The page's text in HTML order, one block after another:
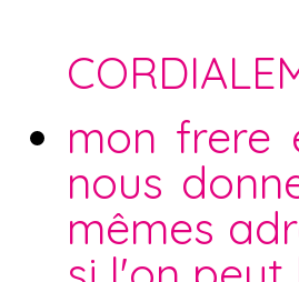
mon frere
nous
mêmes